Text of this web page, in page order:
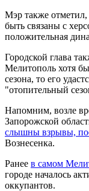
Мэр также отметил,
быть связаны с
положительная
Городской глава
Мелитополь хотя
сезона, то его
"отопительный
Напомним, возле
Запорожской
слышны взрывы,
Вознесенка.
Ранее в самом
городе началось
оккупантов.